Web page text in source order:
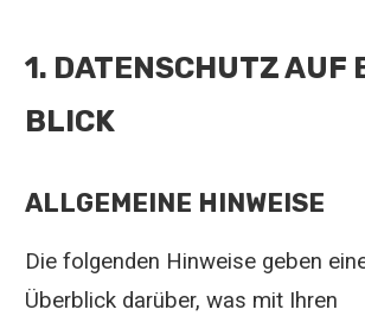
1. DATENSCHUTZ AUF
BLICK
ALLGEMEINE HINWEISE
Die folgenden Hinweise geben
Überblick darüber, was mit Ihren